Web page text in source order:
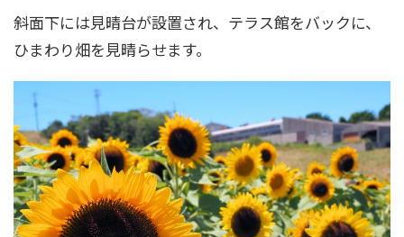
斜面下には見晴台が設置され、テラス館をバックに、
ひまわり畑を見晴らせます。